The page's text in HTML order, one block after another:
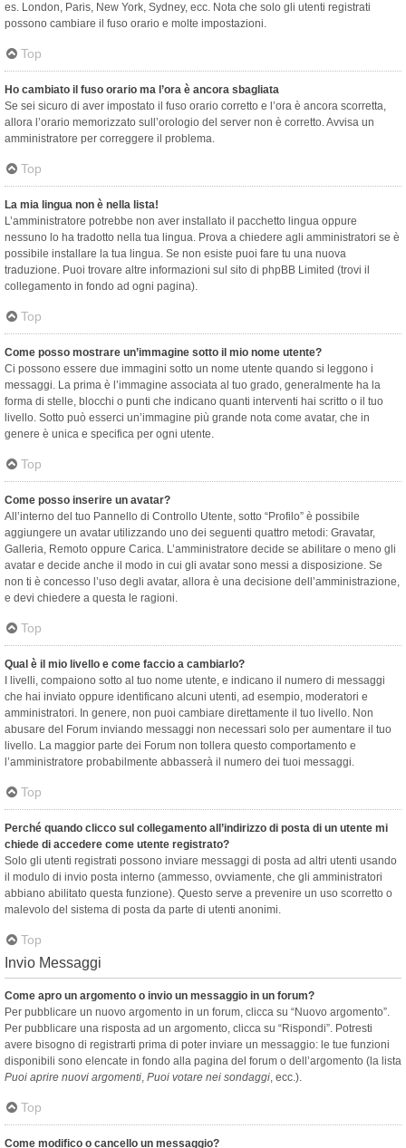
es. London, Paris, New York, Sydney, ecc. Nota che solo gli utenti registrati
possono cambiare il fuso orario e molte impostazioni.
Top
Ho cambiato il fuso orario ma l’ora è ancora sbagliata
Se sei sicuro di aver impostato il fuso orario corretto e l’ora è ancora scorretta,
allora l’orario memorizzato sull’orologio del server non è corretto. Avvisa un
amministratore per correggere il problema.
Top
La mia lingua non è nella lista!
L’amministratore potrebbe non aver installato il pacchetto lingua oppure
nessuno lo ha tradotto nella tua lingua. Prova a chiedere agli amministratori se è
possibile installare la tua lingua. Se non esiste puoi fare tu una nuova
traduzione. Puoi trovare altre informazioni sul sito di phpBB Limited (trovi il
collegamento in fondo ad ogni pagina).
Top
Come posso mostrare un’immagine sotto il mio nome utente?
Ci possono essere due immagini sotto un nome utente quando si leggono i
messaggi. La prima è l’immagine associata al tuo grado, generalmente ha la
forma di stelle, blocchi o punti che indicano quanti interventi hai scritto o il tuo
livello. Sotto può esserci un’immagine più grande nota come avatar, che in
genere è unica e specifica per ogni utente.
Top
Come posso inserire un avatar?
All’interno del tuo Pannello di Controllo Utente, sotto “Profilo” è possibile
aggiungere un avatar utilizzando uno dei seguenti quattro metodi: Gravatar,
Galleria, Remoto oppure Carica. L’amministratore decide se abilitare o meno gli
avatar e decide anche il modo in cui gli avatar sono messi a disposizione. Se
non ti è concesso l’uso degli avatar, allora è una decisione dell’amministrazione,
e devi chiedere a questa le ragioni.
Top
Qual è il mio livello e come faccio a cambiarlo?
I livelli, compaiono sotto al tuo nome utente, e indicano il numero di messaggi
che hai inviato oppure identificano alcuni utenti, ad esempio, moderatori e
amministratori. In genere, non puoi cambiare direttamente il tuo livello. Non
abusare del Forum inviando messaggi non necessari solo per aumentare il tuo
livello. La maggior parte dei Forum non tollera questo comportamento e
l’amministratore probabilmente abbasserà il numero dei tuoi messaggi.
Top
Perché quando clicco sul collegamento all’indirizzo di posta di un utente mi
chiede di accedere come utente registrato?
Solo gli utenti registrati possono inviare messaggi di posta ad altri utenti usando
il modulo di invio posta interno (ammesso, ovviamente, che gli amministratori
abbiano abilitato questa funzione). Questo serve a prevenire un uso scorretto o
malevolo del sistema di posta da parte di utenti anonimi.
Top
Invio Messaggi
Come apro un argomento o invio un messaggio in un forum?
Per pubblicare un nuovo argomento in un forum, clicca su “Nuovo argomento”.
Per pubblicare una risposta ad un argomento, clicca su “Rispondi”. Potresti
avere bisogno di registrarti prima di poter inviare un messaggio: le tue funzioni
disponibili sono elencate in fondo alla pagina del forum o dell’argomento (la lista
Puoi aprire nuovi argomenti, Puoi votare nei sondaggi, ecc.).
Top
Come modifico o cancello un messaggio?